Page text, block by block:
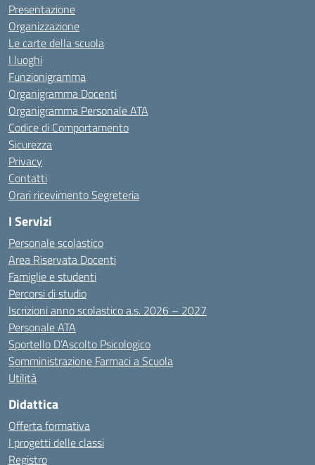
Presentazione
Organizzazione
Le carte della scuola
I luoghi
Funzionigramma
Organigramma Docenti
Organigramma Personale ATA
Codice di Comportamento
Sicurezza
Privacy
Contatti
Orari ricevimento Segreteria
I Servizi
Personale scolastico
Area Riservata Docenti
Famiglie e studenti
Percorsi di studio
Iscrizioni anno scolastico a.s. 2026 – 2027
Personale ATA
Sportello D’Ascolto Psicologico
Somministrazione Farmaci a Scuola
Utilità
Didattica
Offerta formativa
I progetti delle classi
Registro